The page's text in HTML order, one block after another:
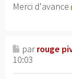
Merci d'avance
parrouge
10:03